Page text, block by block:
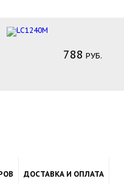
788 РУБ.
ДОСТАВКА И ОПЛАТА